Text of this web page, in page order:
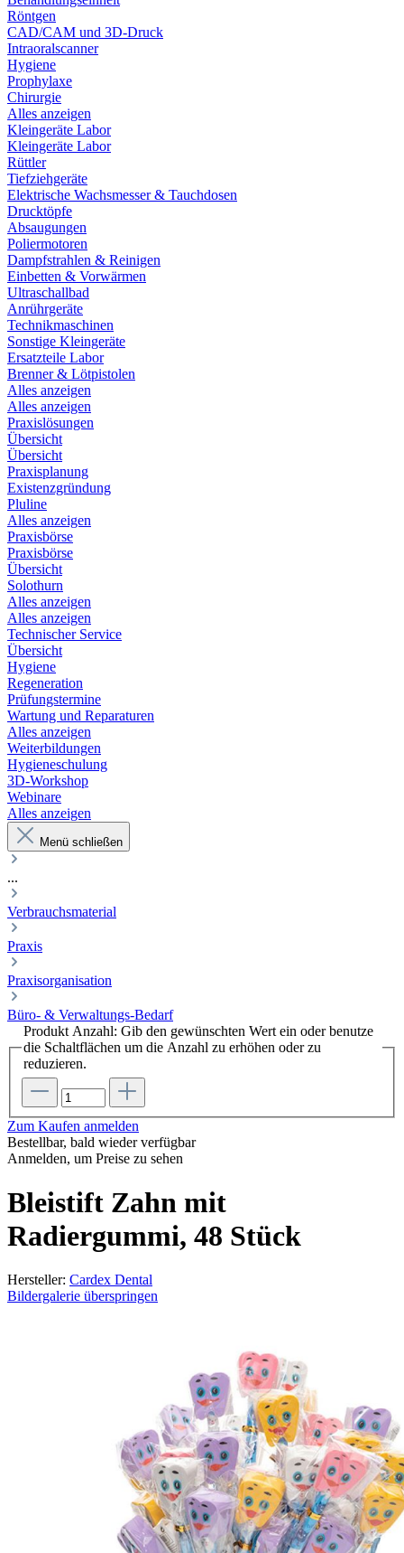
Röntgen
CAD/CAM und 3D-Druck
Intraoralscanner
Hygiene
Prophylaxe
Chirurgie
Alles anzeigen
Kleingeräte Labor
Kleingeräte Labor
Rüttler
Tiefziehgeräte
Elektrische Wachsmesser & Tauchdosen
Drucktöpfe
Absaugungen
Poliermotoren
Dampfstrahlen & Reinigen
Einbetten & Vorwärmen
Ultraschallbad
Anrührgeräte
Technikmaschinen
Sonstige Kleingeräte
Ersatzteile Labor
Brenner & Lötpistolen
Alles anzeigen
Alles anzeigen
Praxislösungen
Übersicht
Übersicht
Praxisplanung
Existenzgründung
Pluline
Alles anzeigen
Praxisbörse
Praxisbörse
Übersicht
Solothurn
Alles anzeigen
Alles anzeigen
Technischer Service
Übersicht
Hygiene
Regeneration
Prüfungstermine
Wartung und Reparaturen
Alles anzeigen
Weiterbildungen
Hygieneschulung
3D-Workshop
Webinare
Alles anzeigen
Menü schließen
...
Verbrauchsmaterial
Praxis
Praxisorganisation
Büro- & Verwaltungs-Bedarf
Produkt Anzahl: Gib den gewünschten Wert ein oder benutze
die Schaltflächen um die Anzahl zu erhöhen oder zu
reduzieren.
Zum Kaufen anmelden
Bestellbar, bald wieder verfügbar
Anmelden, um Preise zu sehen
Bleistift Zahn mit
Radiergummi, 48 Stück
Hersteller: Cardex Dental
Bildergalerie überspringen